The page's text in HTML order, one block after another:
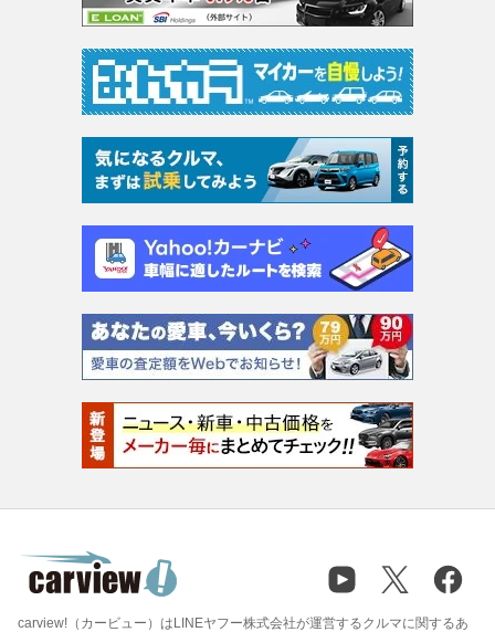
carview!（カービュー）はLINEヤフー株式会社が運営するクルマに関するあ